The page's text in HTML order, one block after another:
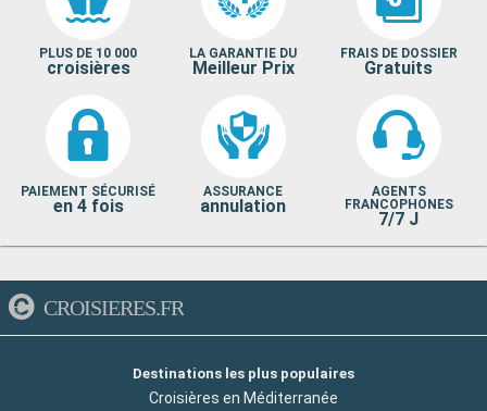
PLUS DE 10 000
croisières
LA GARANTIE DU
Meilleur Prix
FRAIS DE DOSSIER
Gratuits
PAIEMENT SÉCURISÉ
en 4 fois
ASSURANCE
annulation
AGENTS
FRANCOPHONES
7/7 J
CROISIERES.FR
Destinations les plus populaires
Croisières en Méditerranée